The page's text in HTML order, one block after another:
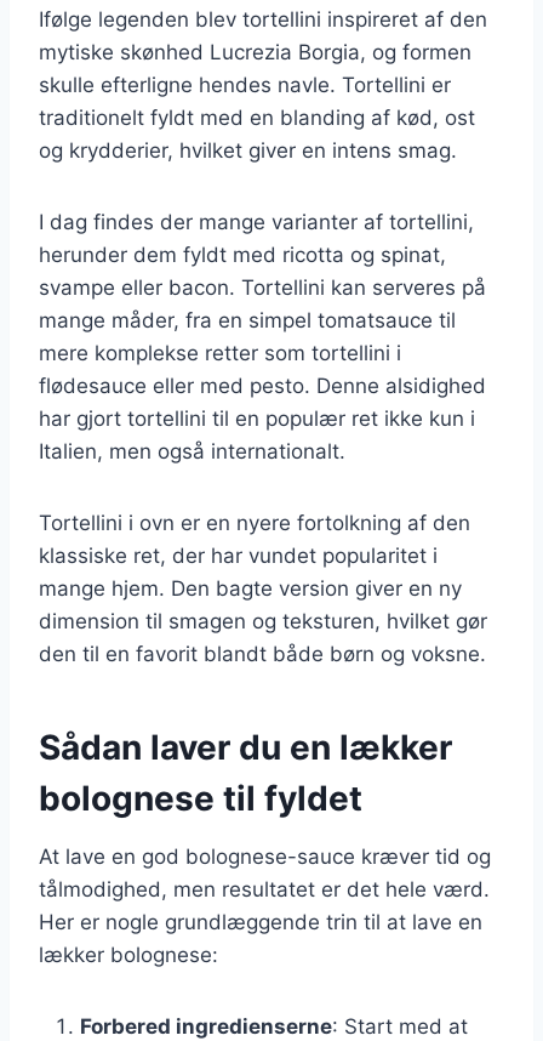
Ifølge legenden blev tortellini inspireret af den
mytiske skønhed Lucrezia Borgia, og formen
skulle efterligne hendes navle. Tortellini er
traditionelt fyldt med en blanding af kød, ost
og krydderier, hvilket giver en intens smag.
I dag findes der mange varianter af tortellini,
herunder dem fyldt med ricotta og spinat,
svampe eller bacon. Tortellini kan serveres på
mange måder, fra en simpel tomatsauce til
mere komplekse retter som tortellini i
flødesauce eller med pesto. Denne alsidighed
har gjort tortellini til en populær ret ikke kun i
Italien, men også internationalt.
Tortellini i ovn er en nyere fortolkning af den
klassiske ret, der har vundet popularitet i
mange hjem. Den bagte version giver en ny
dimension til smagen og teksturen, hvilket gør
den til en favorit blandt både børn og voksne.
Sådan laver du en lækker
bolognese til fyldet
At lave en god bolognese-sauce kræver tid og
tålmodighed, men resultatet er det hele værd.
Her er nogle grundlæggende trin til at lave en
lækker bolognese:
Forbered ingredienserne: Start med at